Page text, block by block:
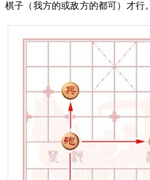
棋子（我方的或敌方的都可）才行。